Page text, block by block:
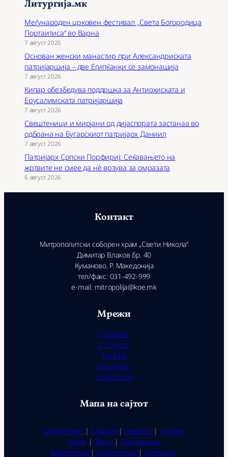
Литургија.мк
Меѓународен црковен фестивал „Света Богородица
Портаитиса“ во Варна
7 август 2026
Основан женски манастир при Александриската
патријаршија – две Египќанки се замонашија
7 август 2026
Кипар обезбедува поддршка за Антиохиската и
Ерусалимската патријаршија
7 август 2026
Свештеници и мирјани од дијаспората застанаа во
одбрана на Бугарскиот патријарх Даниил
7 август 2026
Патријарх Српски Порфириј: Сеќавањето на
жртвите не смее да нѐ врзува за омразата
6 август 2026
Контакт
Митрополитски соборен храм „Свети Никола“
Димитар Влахов бр. 40
Куманово, Р. Македонија
тел/факс: 031-492-999
e-mail: mitropolija@koe.mk
Мрежи
Facebook
X / Twitter
YouTube
Instagram
SoundCloud
Мапа на сајтот
Митрополит | Епархија| Новости | Контакт
Книги | Тавор | Продавница
Библиотека | Молитвеник | Катихизис